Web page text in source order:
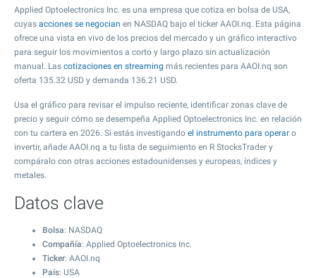
Applied Optoelectronics Inc. es una empresa que cotiza en bolsa de USA,
cuyas acciones se negocian en NASDAQ bajo el ticker AAOI.nq. Esta página
ofrece una vista en vivo de los precios del mercado y un gráfico interactivo
para seguir los movimientos a corto y largo plazo sin actualización
manual. Las cotizaciones en streaming más recientes para AAOI.nq son
oferta 135.32 USD y demanda 136.21 USD.
Usa el gráfico para revisar el impulso reciente, identificar zonas clave de
precio y seguir cómo se desempeña Applied Optoelectronics Inc. en relación
con tu cartera en 2026. Si estás investigando el instrumento para operar o
invertir, añade AAOI.nq a tu lista de seguimiento en R StocksTrader y
compáralo con otras acciones estadounidenses y europeas, índices y
metales.
Datos clave
Bolsa: NASDAQ
Compañía: Applied Optoelectronics Inc.
Ticker: AAOI.nq
País: USA